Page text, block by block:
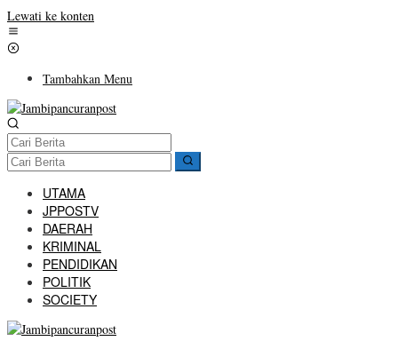
Lewati ke konten
Tambahkan Menu
UTAMA
JPPOSTV
DAERAH
KRIMINAL
PENDIDIKAN
POLITIK
SOCIETY